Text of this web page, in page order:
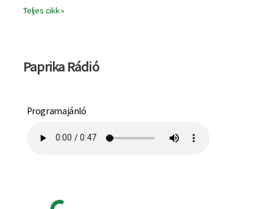
Teljes cikk »
Paprika Rádió
Programajánló